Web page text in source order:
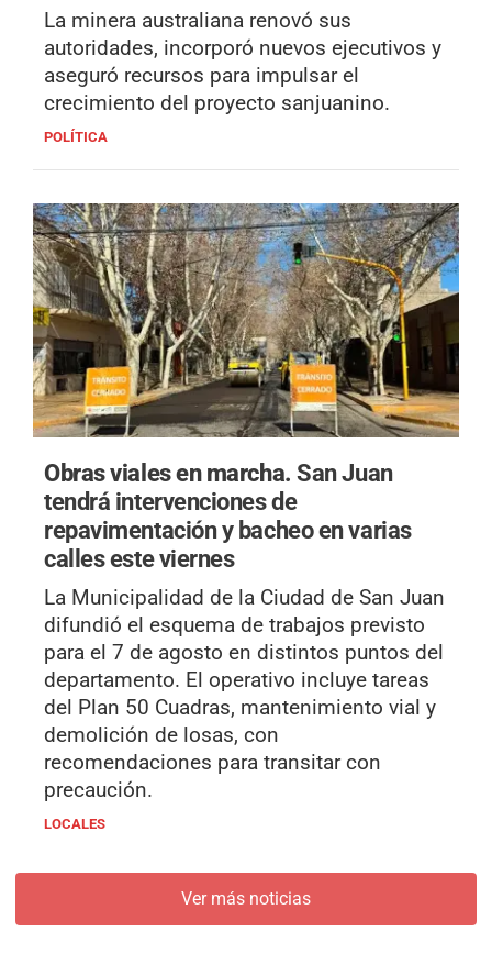
La minera australiana renovó sus
autoridades, incorporó nuevos ejecutivos y
aseguró recursos para impulsar el
crecimiento del proyecto sanjuanino.
POLÍTICA
Obras viales en marcha.San Juan
tendrá intervenciones de
repavimentación y bacheo en varias
calles este viernes
La Municipalidad de la Ciudad de San Juan
difundió el esquema de trabajos previsto
para el 7 de agosto en distintos puntos del
departamento. El operativo incluye tareas
del Plan 50 Cuadras, mantenimiento vial y
demolición de losas, con
recomendaciones para transitar con
precaución.
LOCALES
Ver más noticias